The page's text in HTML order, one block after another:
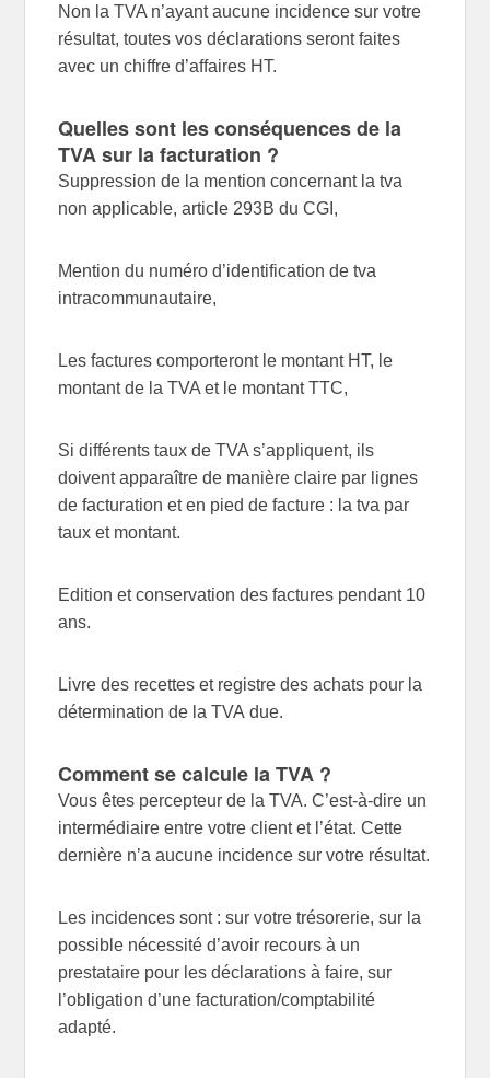
Non la TVA n’ayant aucune incidence sur votre
résultat, toutes vos déclarations seront faites
avec un chiffre d’affaires HT.
Quelles sont les conséquences de la
TVA sur la facturation ?
Suppression de la mention concernant la tva
non applicable, article 293B du CGI,
Mention du numéro d’identification de tva
intracommunautaire,
Les factures comporteront le montant HT, le
montant de la TVA et le montant TTC,
Si différents taux de TVA s’appliquent, ils
doivent apparaître de manière claire par lignes
de facturation et en pied de facture : la tva par
taux et montant.
Edition et conservation des factures pendant 10
ans.
Livre des recettes et registre des achats pour la
détermination de la TVA due.
Comment se calcule la TVA ?
Vous êtes percepteur de la TVA. C’est-à-dire un
intermédiaire entre votre client et l’état. Cette
dernière n’a aucune incidence sur votre résultat.
Les incidences sont : sur votre trésorerie, sur la
possible nécessité d’avoir recours à un
prestataire pour les déclarations à faire, sur
l’obligation d’une facturation/comptabilité
adapté.